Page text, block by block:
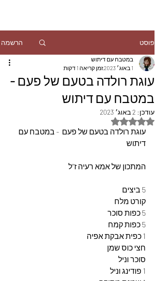
פוסט הרשמה
עוגת רולדה בטעם של פעם -
במטבח עם דיתוש
במטבח עם דיתוש
1 באוג׳ 2023
זמן קריאה 1 דקות
עודכן: 2 באוג׳ 2023
דירוג של NaN מתוך 5 כוכבים
עוגת רולדה בטעם של פעם  - במטבח עם
דיתוש
המתכון של אמא רעיה ז"ל
5 ביצים
קורט מלח
5 כפות סוכר
5 כפות קמח
1 כפית אבקת אפיה
חצי כוס שמן
סוכר וניל
1 פודינג וניל